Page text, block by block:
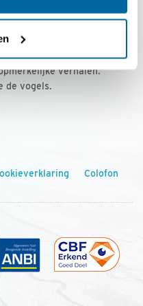
€ 36,00 per jaar
leden, met
verhalen.
de vogels.
Colofon